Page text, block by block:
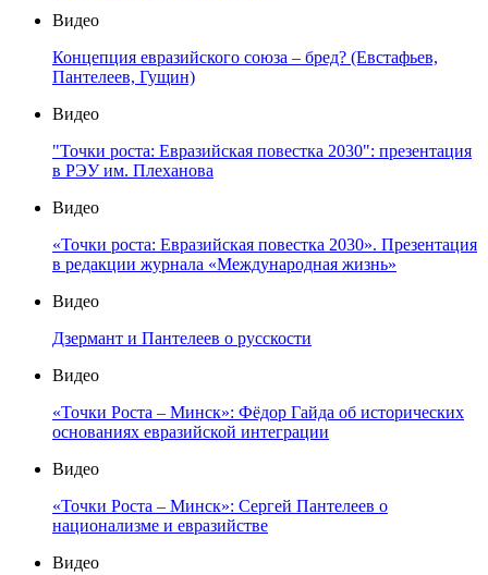
Видео
Концепция евразийского союза – бред? (Евстафьев,
Пантелеев, Гущин)
Видео
"Точки роста: Евразийская повестка 2030": презентация
в РЭУ им. Плеханова
Видео
«Точки роста: Евразийская повестка 2030». Презентация
в редакции журнала «Международная жизнь»
Видео
Дзермант и Пантелеев о русскости
Видео
«Точки Роста – Минск»: Фёдор Гайда об исторических
основаниях евразийской интеграции
Видео
«Точки Роста – Минск»: Сергей Пантелеев о
национализме и евразийстве
Видео